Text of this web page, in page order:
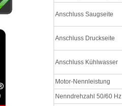
Anschluss Saugseite
Anschluss Druckseite
Anschluss Kühlwasser
Motor-Nennleistung
Nenndrehzahl 50/60 Hz